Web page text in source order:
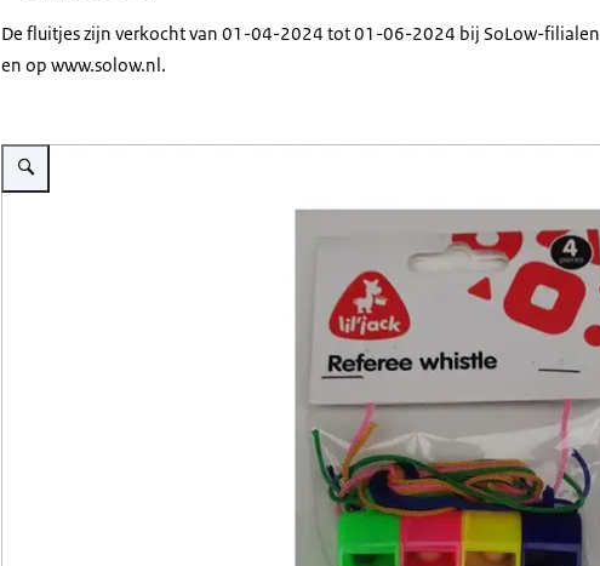
De fluitjes zijn verkocht van 01-04-2024 tot 01-06-2024 bij SoLow-filialen
en op www.solow.nl.
Vergroot afbeelding Verpakking met 4 scheidsrechterfluitjes